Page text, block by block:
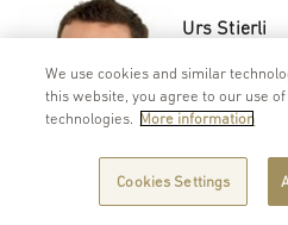
Urs Stierli
+41
We use cookies and similar
this website, you agree to our use
technologies. More information
Cookies Settings